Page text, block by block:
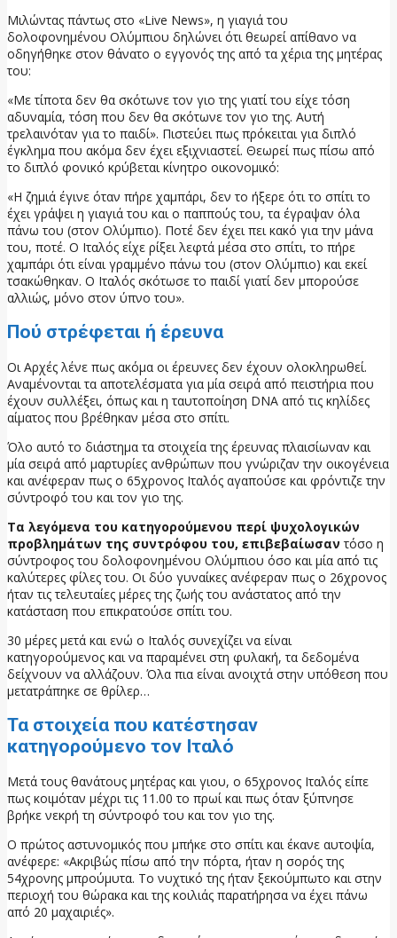
Μιλώντας πάντως στο «Live News», η γιαγιά του
δολοφονημένου Ολύμπιου δηλώνει ότι θεωρεί απίθανο να
οδηγήθηκε στον θάνατο ο εγγονός της από τα χέρια της μητέρας
του:
«Με τίποτα δεν θα σκότωνε τον γιο της γιατί του είχε τόση
αδυναμία, τόση που δεν θα σκότωνε τον γιο της. Αυτή
τρελαινόταν για το παιδί». Πιστεύει πως πρόκειται για διπλό
έγκλημα που ακόμα δεν έχει εξιχνιαστεί. Θεωρεί πως πίσω από
το διπλό φονικό κρύβεται κίνητρο οικονομικό:
«Η ζημιά έγινε όταν πήρε χαμπάρι, δεν το ήξερε ότι το σπίτι το
έχει γράψει η γιαγιά του και ο παππούς του, τα έγραψαν όλα
πάνω του (στον Ολύμπιο). Ποτέ δεν έχει πει κακό για την μάνα
του, ποτέ. Ο Ιταλός είχε ρίξει λεφτά μέσα στο σπίτι, το πήρε
χαμπάρι ότι είναι γραμμένο πάνω του (στον Ολύμπιο) και εκεί
τσακώθηκαν. Ο Ιταλός σκότωσε το παιδί γιατί δεν μπορούσε
αλλιώς, μόνο στον ύπνο του».
Πού στρέφεται ή έρευνα
Οι Αρχές λένε πως ακόμα οι έρευνες δεν έχουν ολοκληρωθεί.
Αναμένονται τα αποτελέσματα για μία σειρά από πειστήρια που
έχουν συλλέξει, όπως και η ταυτοποίηση DNA από τις κηλίδες
αίματος που βρέθηκαν μέσα στο σπίτι.
Όλο αυτό το διάστημα τα στοιχεία της έρευνας πλαισίωναν και
μία σειρά από μαρτυρίες ανθρώπων που γνώριζαν την οικογένεια
και ανέφεραν πως ο 65χρονος Ιταλός αγαπούσε και φρόντιζε την
σύντροφό του και τον γιο της.
Τα λεγόμενα του κατηγορούμενου περί ψυχολογικών
προβλημάτων της συντρόφου του, επιβεβαίωσαν τόσο η
σύντροφος του δολοφονημένου Ολύμπιου όσο και μία από τις
καλύτερες φίλες του. Οι δύο γυναίκες ανέφεραν πως ο 26χρονος
ήταν τις τελευταίες μέρες της ζωής του ανάστατος από την
κατάσταση που επικρατούσε σπίτι του.
30 μέρες μετά και ενώ ο Ιταλός συνεχίζει να είναι
κατηγορούμενος και να παραμένει στη φυλακή, τα δεδομένα
δείχνουν να αλλάζουν. Όλα πια είναι ανοιχτά στην υπόθεση που
μετατράπηκε σε θρίλερ…
Τα στοιχεία που κατέστησαν
κατηγορούμενο τον Ιταλό
Μετά τους θανάτους μητέρας και γιου, ο 65χρονος Ιταλός είπε
πως κοιμόταν μέχρι τις 11.00 το πρωί και πως όταν ξύπνησε
βρήκε νεκρή τη σύντροφό του και τον γιο της.
Ο πρώτος αστυνομικός που μπήκε στο σπίτι και έκανε αυτοψία,
ανέφερε: «Ακριβώς πίσω από την πόρτα, ήταν η σορός της
54χρονης μπρούμυτα. Το νυχτικό της ήταν ξεκούμπωτο και στην
περιοχή του θώρακα και της κοιλιάς παρατήρησα να έχει πάνω
από 20 μαχαιριές».